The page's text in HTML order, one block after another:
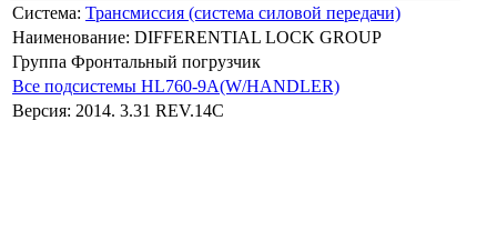
Система: Трансмиссия (система силовой передачи)
Наименование: DIFFERENTIAL LOCK GROUP
Группа Фронтальный погрузчик
Все подсистемы HL760-9A(W/HANDLER)
Версия: 2014. 3.31 REV.14C